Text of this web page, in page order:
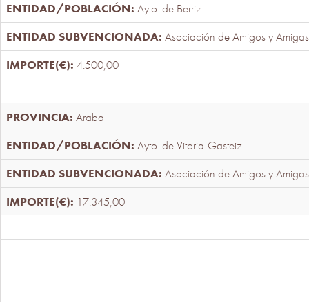
Ayto. de Berriz
Asociación de Amigos y
4.500,00
Araba
Ayto. de Vitoria-Gasteiz
Asociación de Amigos y
17.345,00